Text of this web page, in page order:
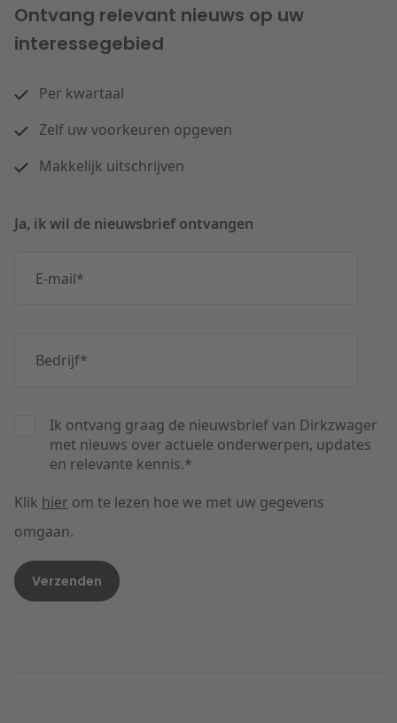
Ontvang relevant nieuws op uw
interessegebied
Per kwartaal
Zelf uw voorkeuren opgeven
Makkelijk uitschrijven
Ja, ik wil de nieuwsbrief ontvangen
E-mail*
Bedrijf*
Ik ontvang graag de nieuwsbrief van Dirkzwager
met nieuws over actuele onderwerpen, updates
en relevante kennis.*
Klik hier om te lezen hoe we met uw gegevens
omgaan.